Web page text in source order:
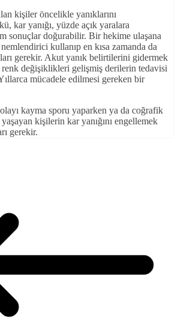
kişiler öncelikle yanıklarını
kar yanığı, yüzde açık yaralara
sonuçlar doğurabilir. Bir hekime ulaşana
kullanıp en kısa zamanda da
gerekir. Akut yanık belirtilerini gidermek
değişiklikleri gelişmiş derilerin tedavisi
mücadele edilmesi gereken bir
kayma sporu yaparken ya da coğrafik
kişilerin kar yanığını engellemek
gerekir.